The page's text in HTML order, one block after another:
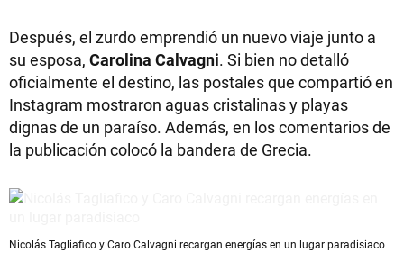
Después, el zurdo emprendió un nuevo viaje junto a
su esposa, Carolina Calvagni. Si bien no detalló
oficialmente el destino, las postales que compartió en
Instagram mostraron aguas cristalinas y playas
dignas de un paraíso. Además, en los comentarios de
la publicación colocó la bandera de Grecia.
Nicolás Tagliafico y Caro Calvagni recargan energías en un lugar paradisiaco